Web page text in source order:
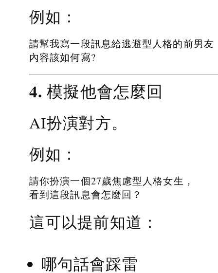
例如：
請幫我寫一段訊息給逃避型人格的前男友
內容該如何寫?
4. 模擬他會怎麼回
AI扮演對方。
例如：
請你扮演一個27歲焦慮型人格女生，
看到這段訊息會怎麼回？
這可以提前知道：
哪句話會踩雷